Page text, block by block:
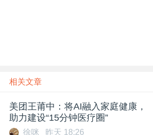
相关文章
美团王莆中：将AI融入家庭健康，
助力建设“15分钟医疗圈”
徐咪 昨天 18:26